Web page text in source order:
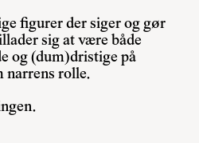
figurer der siger og gør
sig at være både
og (dum)dristige på
narrens rolle.
.